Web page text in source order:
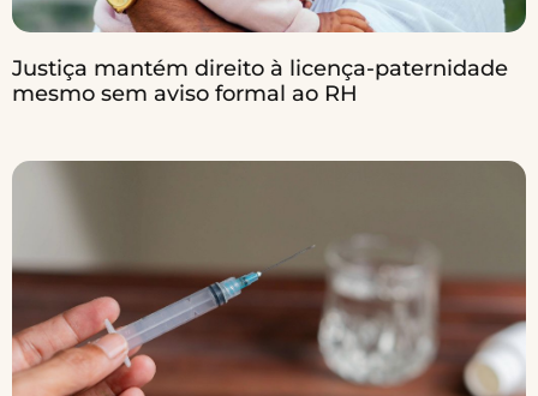
Justiça mantém direito à licença-paternidade
mesmo sem aviso formal ao RH